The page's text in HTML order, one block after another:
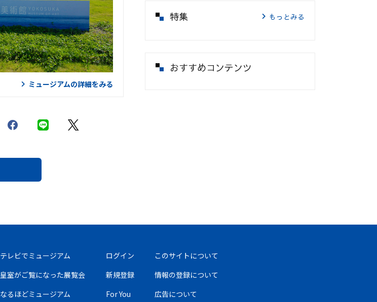
ミュージアムの詳細をみる
特集 もっとみる
おすすめコンテンツ
テレビでミュージアム
皇室がご覧になった展覧会
なるほどミュージアム
ログイン
新規登録
For You
このサイトについて
情報の登録について
広告について